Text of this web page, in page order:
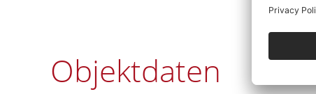
Objektdaten